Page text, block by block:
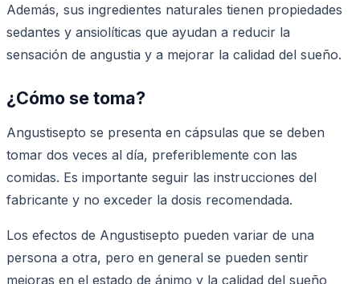
Además, sus ingredientes naturales tienen propiedades
sedantes y ansiolíticas que ayudan a reducir la
sensación de angustia y a mejorar la calidad del sueño.
¿Cómo se toma?
Angustisepto se presenta en cápsulas que se deben
tomar dos veces al día, preferiblemente con las
comidas. Es importante seguir las instrucciones del
fabricante y no exceder la dosis recomendada.
Los efectos de Angustisepto pueden variar de una
persona a otra, pero en general se pueden sentir
mejoras en el estado de ánimo y la calidad del sueño